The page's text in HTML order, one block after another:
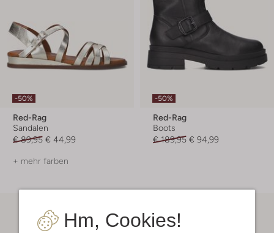
Hm, Cookies!
-50%
Red-Rag
Sandalen
€ 89,95 € 44,99
+ mehr farben
-50%
Red-Rag
Boots
€ 189,95 € 94,99